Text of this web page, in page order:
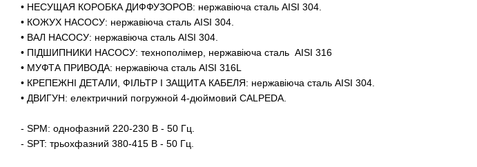
• НЕСУЩАЯ КОРОБКА ДИФФУЗОРОВ: нержавіюча сталь AISI 304.
• КОЖУХ НАСОСУ: нержавіюча сталь AISI 304.
• ВАЛ НАСОСУ: нержавіюча сталь AISI 304.
• ПІДШИПНИКИ НАСОСУ: технополімер, нержавіюча сталь AISI 316
• МУФТА ПРИВОДА: нержавіюча сталь AISI 316L
• КРЕПЕЖНІ ДЕТАЛИ, ФІЛЬТР І ЗАЩИТА КАБЕЛЯ: нержавіюча сталь AISI 304.
• ДВИГУН: електричний погружной 4-дюймовий CALPEDA.
- SPM: однофазний 220-230 В - 50 Гц.
- SPT: трьохфазний 380-415 В - 50 Гц.